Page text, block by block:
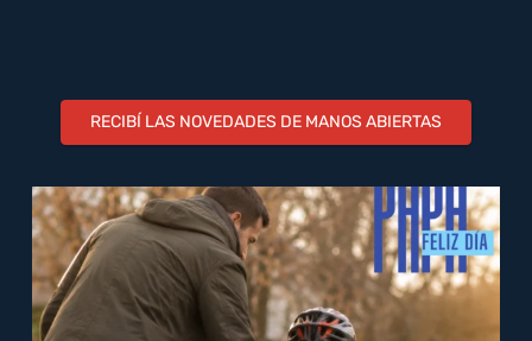
RECIBÍ LAS NOVEDADES DE MANOS ABIERTAS